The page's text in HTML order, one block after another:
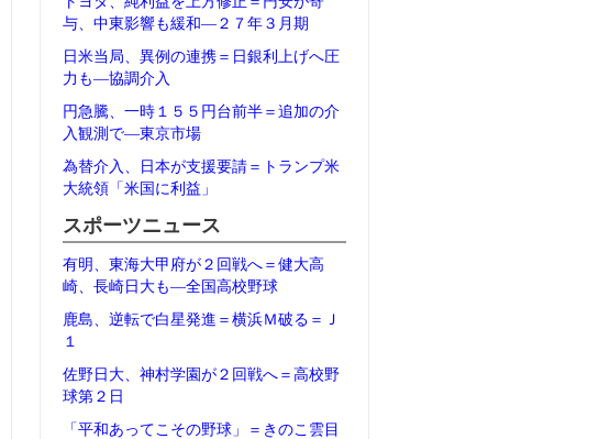
与、中東影響も緩和―２７年３月期
日米当局、異例の連携＝日銀利上げへ圧
力も―協調介入
円急騰、一時１５５円台前半＝追加の介
入観測で―東京市場
為替介入、日本が支援要請＝トランプ米
大統領「米国に利益」
スポーツニュース
有明、東海大甲府が２回戦へ＝健大高
崎、長崎日大も―全国高校野球
鹿島、逆転で白星発進＝横浜Ｍ破る＝Ｊ
１
佐野日大、神村学園が２回戦へ＝高校野
球第２日
「平和あってこその野球」＝きのこ雲目